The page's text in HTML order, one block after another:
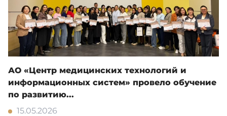
АО «Центр медицинских технологий и
информационных систем» провело обучение
по развитию...
15.05.2026